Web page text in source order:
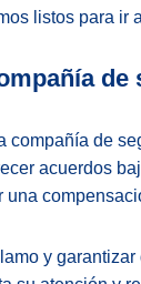
listos para ir
de
compañía de
acuerdos
y